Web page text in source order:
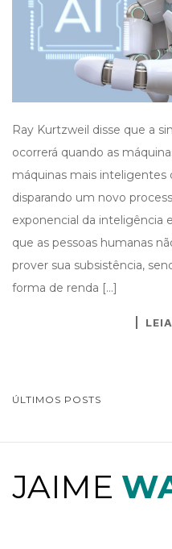
Ray Kurtzweil disse que a
ocorrerá quando as
máquinas mais inteligentes
disparando um novo
exponencial da inteligência
que as pessoas humanas
prover sua subsistência,
forma de renda […]
ÚLTIMOS POSTS
JAIME